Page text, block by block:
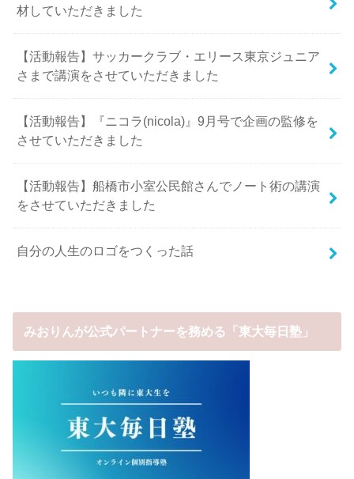
材していただきました
【活動報告】サッカークラブ・エリース東京ジュニア
さまで講演をさせていただきました
【活動報告】『ニコラ(nicola)』9月号で企画の監修を
させていただきました
【活動報告】船橋市小室公民館さんでノート術の講演
をさせていただきました
自分の人生のロゴをつくった話
みおりんが公式パートナーを務める「東大毎日塾」